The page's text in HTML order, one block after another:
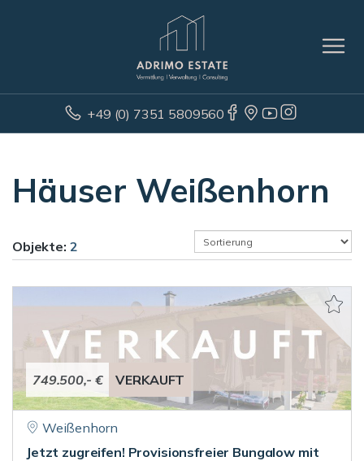
+49 (0) 7351 5809560
Häuser Weißenhorn
Objekte: 2
749.500,- € VERKAUFT
Weißenhorn
Jetzt zugreifen! Provisionsfreier Bungalow mit